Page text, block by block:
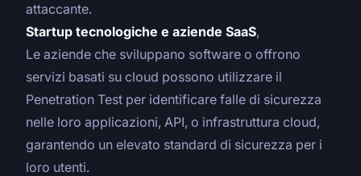
attaccante.
Startup tecnologiche e aziende SaaS,
Le aziende che sviluppano software o offrono
servizi basati su cloud possono utilizzare il
Penetration Test per identificare falle di sicurezza
nelle loro applicazioni, API, o infrastruttura cloud,
garantendo un elevato standard di sicurezza per i
loro utenti.